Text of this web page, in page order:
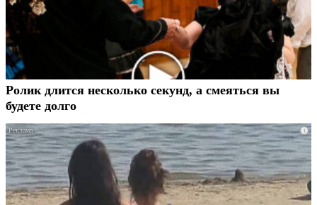
Ролик длится несколько секунд, а смеяться вы
будете долго
i